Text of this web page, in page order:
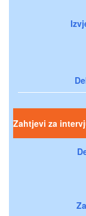
Zahtjevi za